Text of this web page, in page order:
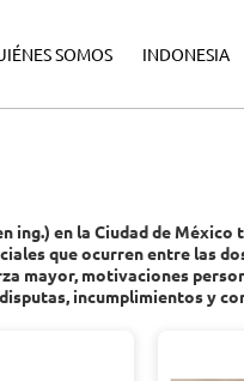
SOMOS INDONESIA
ing.) en la Ciudad de
que ocurren entre las
mayor, motivaciones
incumplimientos y